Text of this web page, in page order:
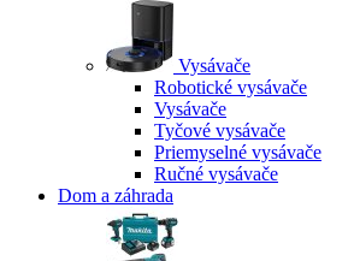
Vysávače
Robotické vysávače
Vysávače
Tyčové vysávače
Priemyselné vysávače
Ručné vysávače
Dom a záhrada